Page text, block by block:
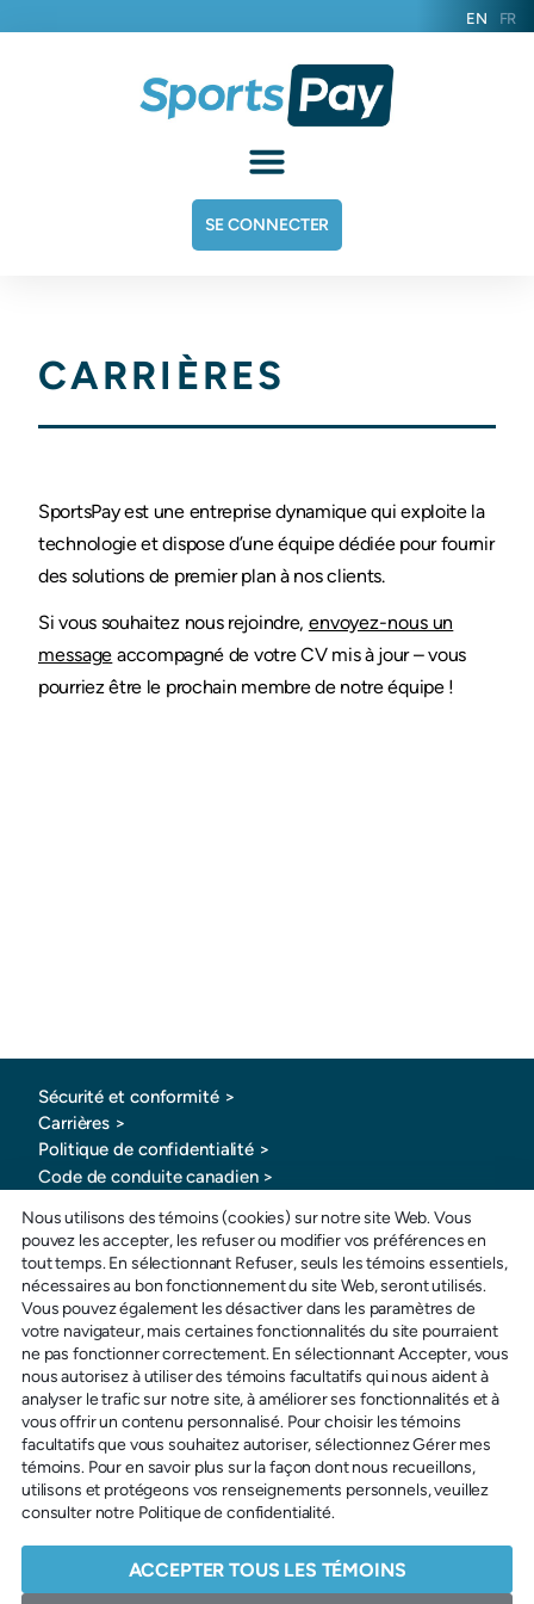
EN FR
SE CONNECTER
CARRIÈRES
SportsPay est une entreprise dynamique qui exploite la
technologie et dispose d’une équipe dédiée pour fournir
des solutions de premier plan à nos clients.
Si vous souhaitez nous rejoindre, envoyez-nous un
message accompagné de votre CV mis à jour – vous
pourriez être le prochain membre de notre équipe !
Sécurité et conformité >
Carrières >
Politique de confidentialité >
Code de conduite canadien >
Lignes directrices de la marque >
Sans frais: 1-877-880-0321
Courriel: info@sportspay.com
Copyright © 2026 SportsPay | Division of POSconnect Inc | All rights reserved.
Conception de sites web: Andrew Burdett Design >
Nous utilisons des témoins (cookies) sur notre site Web. Vous
pouvez les accepter, les refuser ou modifier vos préférences en
tout temps. En sélectionnant Refuser, seuls les témoins essentiels,
nécessaires au bon fonctionnement du site Web, seront utilisés.
Vous pouvez également les désactiver dans les paramètres de
votre navigateur, mais certaines fonctionnalités du site pourraient
ne pas fonctionner correctement. En sélectionnant Accepter, vous
nous autorisez à utiliser des témoins facultatifs qui nous aident à
analyser le trafic sur notre site, à améliorer ses fonctionnalités et à
vous offrir un contenu personnalisé. Pour choisir les témoins
facultatifs que vous souhaitez autoriser, sélectionnez Gérer mes
témoins. Pour en savoir plus sur la façon dont nous recueillons,
utilisons et protégeons vos renseignements personnels, veuillez
consulter notre Politique de confidentialité.
ACCEPTER TOUS LES TÉMOINS